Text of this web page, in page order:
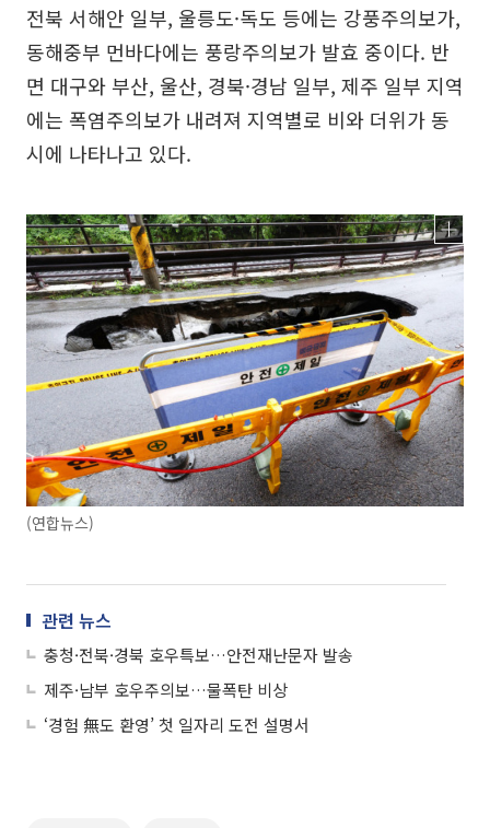
전북 서해안 일부, 울릉도·독도 등에는 강풍주의보가,
동해중부 먼바다에는 풍랑주의보가 발효 중이다. 반
면 대구와 부산, 울산, 경북·경남 일부, 제주 일부 지역
에는 폭염주의보가 내려져 지역별로 비와 더위가 동
시에 나타나고 있다.
(연합뉴스)
관련 뉴스
충청·전북·경북 호우특보…안전재난문자 발송
제주·남부 호우주의보…물폭탄 비상
‘경험 無도 환영’ 첫 일자리 도전 설명서